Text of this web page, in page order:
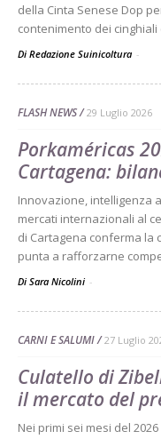
della Cinta Senese Dop
contenimento dei
Di Redazione Suinicoltura -
FLASH NEWS 29 Luglio 2026
Porkaméricas
Cartagena:
Innovazione, intelligenza
mercati internazionali al
di Cartagena conferma la
punta a rafforzarne
Di Sara Nicolini -
CARNI E SALUMI 27 Luglio
Culatello di
il mercato del
Nei primi sei mesi del